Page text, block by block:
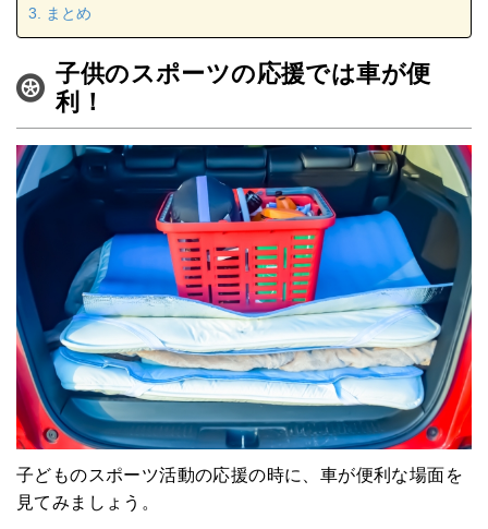
まとめ
子供のスポーツの応援では車が便
利！
子どものスポーツ活動の応援の時に、車が便利な場面を
見てみましょう。